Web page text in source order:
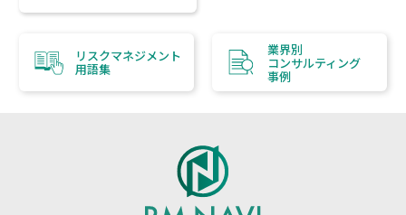
リスクマネジメント
用語集
業界別
コンサルティング
事例